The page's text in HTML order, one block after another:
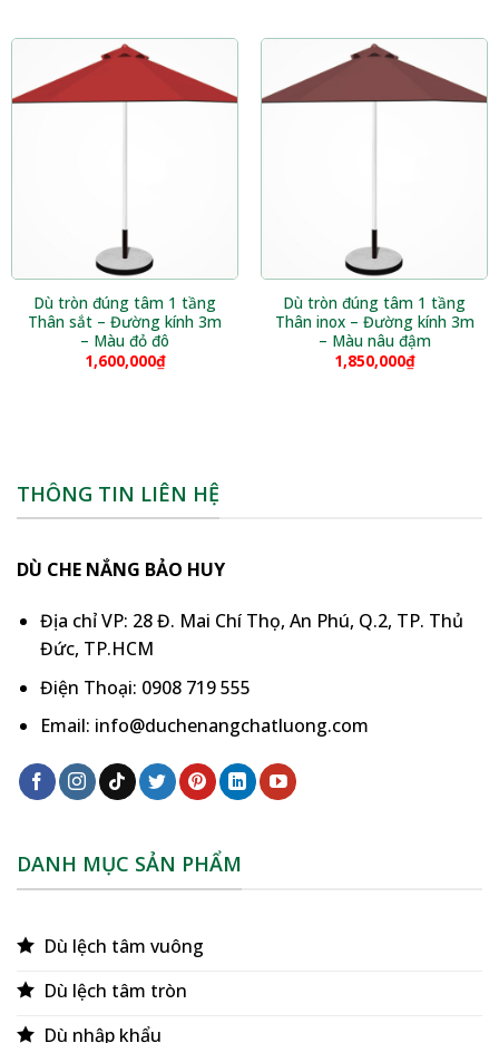
Dù tròn đúng tâm 1 tầng
Thân sắt – Đường kính 3m
– Màu đỏ đô
1,600,000₫
Dù tròn đúng tâm 1 tầng
Thân inox – Đường kính 3m
– Màu nâu đậm
1,850,000₫
THÔNG TIN LIÊN HỆ
DÙ CHE NẮNG BẢO HUY
Địa chỉ VP: 28 Đ. Mai Chí Thọ, An Phú, Q.2, TP. Thủ
Đức, TP.HCM
Điện Thoại: 0908 719 555
Email: info@duchenangchatluong.com
DANH MỤC SẢN PHẨM
Dù lệch tâm vuông
Dù lệch tâm tròn
Dù nhập khẩu